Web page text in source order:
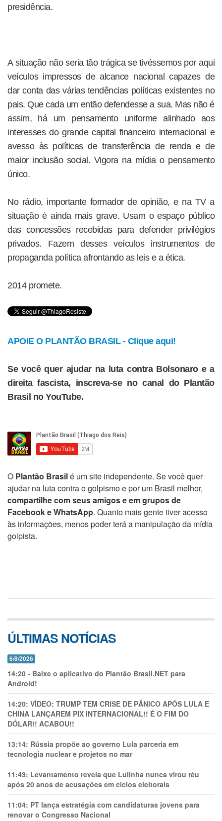
presidência.
A situação não seria tão trágica se tivéssemos por aqui
veículos impressos de alcance nacional capazes de
dar conta das várias tendências políticas existentes no
pais. Que cada um então defendesse a sua. Mas não é
assim, há um pensamento uniforme alinhado aos
interesses do grande capital financeiro internacional e
avesso às políticas de transferência de renda e de
maior inclusão social. Vigora na mídia o pensamento
único.
No rádio, importante formador de opinião, e na TV a
situação é ainda mais grave. Usam o espaço público
das concessões recebidas para defender privilégios
privados. Fazem desses veículos instrumentos de
propaganda política afrontando as leis e a ética.
2014 promete.
APOIE O PLANTÃO BRASIL - Clique aqui!
Se você quer ajudar na luta contra Bolsonaro e a
direita fascista, inscreva-se no canal do Plantão
Brasil no YouTube.
O Plantão Brasilé um site independente. Se você quer
ajudar na luta contra o golpismo e por um Brasil melhor,
compartilhe com seus amigos e em grupos de
Facebook e WhatsApp. Quanto mais gente tiver acesso
às informações, menos poder terá a manipulação da mídia
golpista.
ÚLTIMAS NOTÍCIAS
6/8/2026
14:20 - Baixe o aplicativo do Plantão Brasil.NET para
Android!
14:20: VÍDEO: TRUMP TEM CRlSE DE PÂNlCO APÓS LULA E
CHINA LANÇAREM PIX INTERNACIONAL!! É O FIM DO
DÓLAR!! ACABOU!!
13:14: Rússia propõe ao governo Lula parceria em
tecnologia nuclear e projetos no mar
11:43: Levantamento revela que Lulinha nunca virou réu
após 20 anos de acusações em ciclos eleitorais
11:04: PT lança estratégia com candidaturas jovens para
renovar o Congresso Nacional